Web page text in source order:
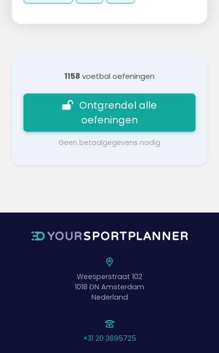
1158 voetbal oefeningen
Ontgrendel alle
oefeningen
Geen betaalgegevens nodig
Weesperstraat 102
1018 DN Amsterdam
Nederland
+31 20 3695725